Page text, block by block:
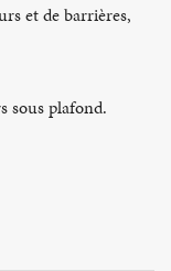
et de barrières,
sous plafond.